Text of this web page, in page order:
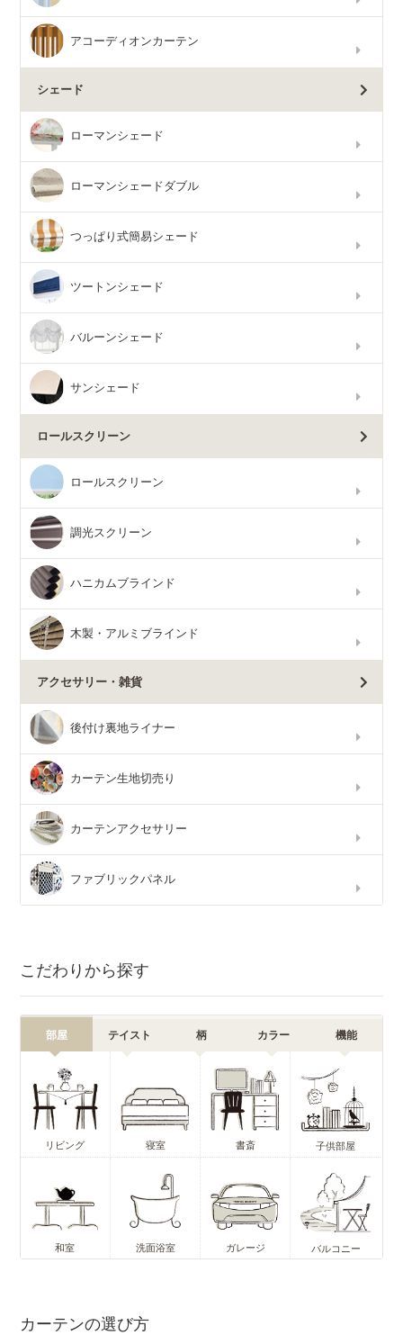
アコーディオンカーテン
シェード
ローマンシェード
ローマンシェードダブル
つっぱり式簡易シェード
ツートンシェード
バルーンシェード
サンシェード
ロールスクリーン
ロールスクリーン
調光スクリーン
ハニカムブラインド
木製・アルミブラインド
アクセサリー・雑貨
後付け裏地ライナー
カーテン生地切売り
カーテンアクセサリー
ファブリックパネル
こだわりから探す
部屋 テイスト 柄 カラー 機能
リビング 寝室 書斎 子供部屋
和室 洗面浴室 ガレージ バルコニー
カーテンの選び方